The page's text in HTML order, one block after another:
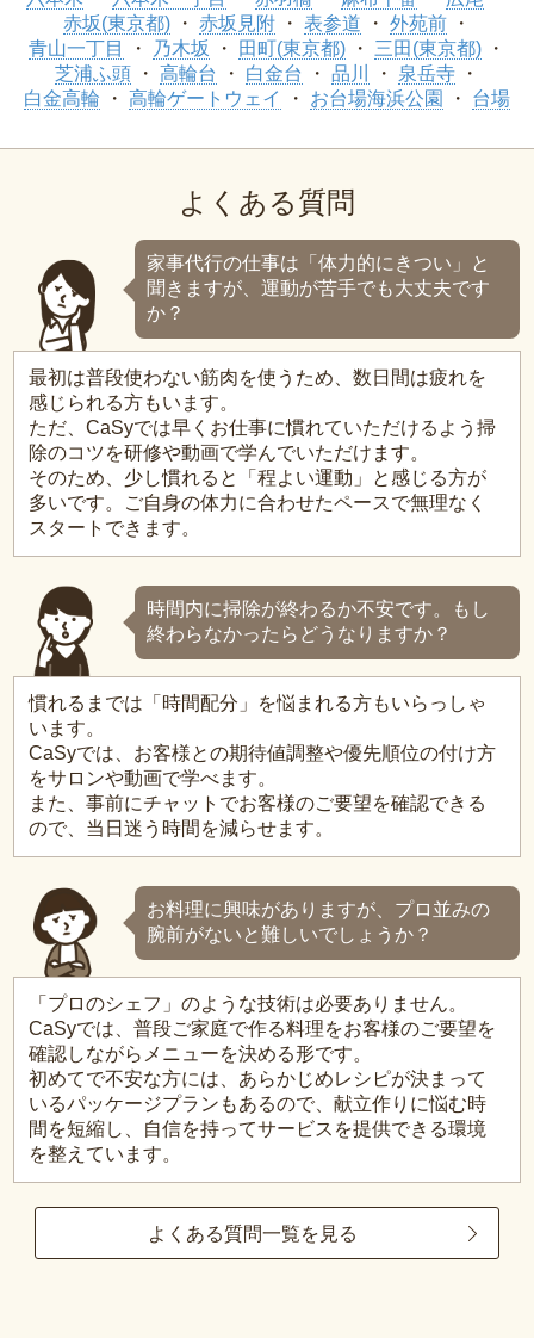
赤坂(東京都)
赤坂見附 表参道
外苑前
青山一丁目
乃木坂 田町(東京都)
三田(東京都)
芝浦ふ頭
高輪台 白金台 品川
泉岳寺
白金高輪
高輪ゲートウェイ お台場海浜公園 台場
よくある質問
家事代行の仕事は「体力的にきつい」と
聞きますが、運動が苦手でも大丈夫です
か？
最初は普段使わない筋肉を使うため、数日間は疲れを
感じられる方もいます。
ただ、CaSyでは早くお仕事に慣れていただけるよう掃
除のコツを研修や動画で学んでいただけます。
そのため、少し慣れると「程よい運動」と感じる方が
多いです。ご自身の体力に合わせたペースで無理なく
スタートできます。
時間内に掃除が終わるか不安です。もし
終わらなかったらどうなりますか？
慣れるまでは「時間配分」を悩まれる方もいらっしゃ
います。
CaSyでは、お客様との期待値調整や優先順位の付け方
をサロンや動画で学べます。
また、事前にチャットでお客様のご要望を確認できる
ので、当日迷う時間を減らせます。
お料理に興味がありますが、プロ並みの
腕前がないと難しいでしょうか？
「プロのシェフ」のような技術は必要ありません。
CaSyでは、普段ご家庭で作る料理をお客様のご要望を
確認しながらメニューを決める形です。
初めてで不安な方には、あらかじめレシピが決まって
いるパッケージプランもあるので、献立作りに悩む時
間を短縮し、自信を持ってサービスを提供できる環境
を整えています。
よくある質問一覧を見る